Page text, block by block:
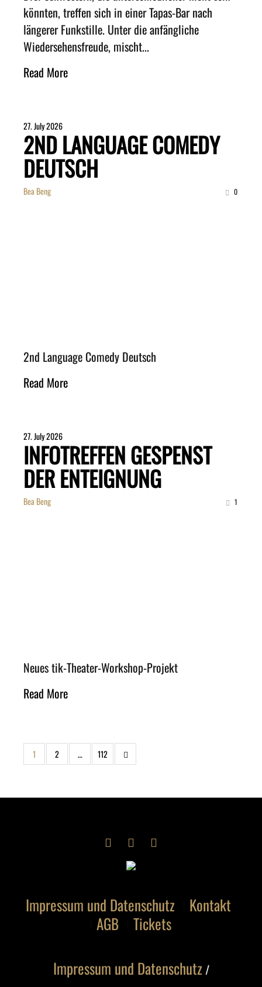
könnten, treffen sich in einer Tapas-Bar nach
längerer Funkstille. Unter die anfängliche
Wiedersehensfreude, mischt...
Read More
27. July 2026
2ND LANGUAGE COMEDY
DEUTSCH
Bea Beng 0
2nd Language Comedy Deutsch
Read More
27. July 2026
INFOTREFFEN GESPENST
DER ENTEIGNUNG
Bea Beng 1
Neues tik-Theater-Workshop-Projekt
Read More
1 2 … 112
Impressum und Datenschutz
Kontakt
AGB
Tickets
Impressum und Datenschutz /